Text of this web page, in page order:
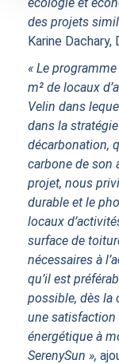
des projets
Karine Dachary,
« Le
m² de locaux
Velin dans
dans la
décarbonation,
carbone de son
projet, nous
durable et le
locaux
surface de
nécessaires à
qu’il est
possible, dès la
une
énergétique à
SerenySun »,